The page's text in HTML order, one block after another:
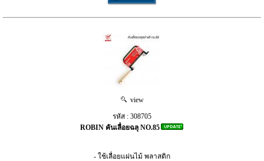
view
รหัส : 308705
ROBIN คันเลื่อยฉลุ NO.85
- ใช้เลื่อยแผ่นไม้ พลาสติก